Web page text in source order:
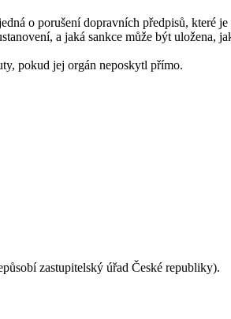
o porušení dopravních předpisů, které
a jaká sankce může být uložena,
pokud jej orgán neposkytl přímo.
zastupitelský úřad České republiky).